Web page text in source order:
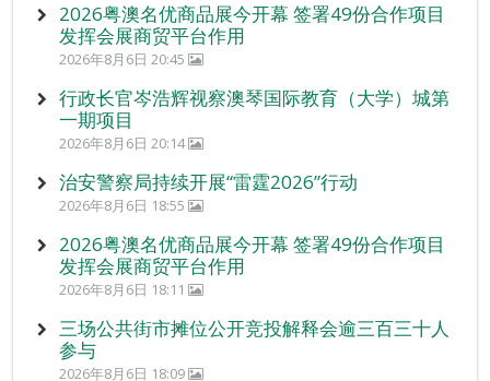
2026粤澳名优商品展今开幕 签署49份合作项目
发挥会展商贸平台作用
2026年8月6日 20:45
行政长官岑浩辉视察澳琴国际教育（大学）城第
一期项目
2026年8月6日 20:14
治安警察局持续开展“雷霆2026”行动
2026年8月6日 18:55
2026粤澳名优商品展今开幕 签署49份合作项目
发挥会展商贸平台作用
2026年8月6日 18:11
三场公共街市摊位公开竞投解释会逾三百三十人
参与
2026年8月6日 18:09